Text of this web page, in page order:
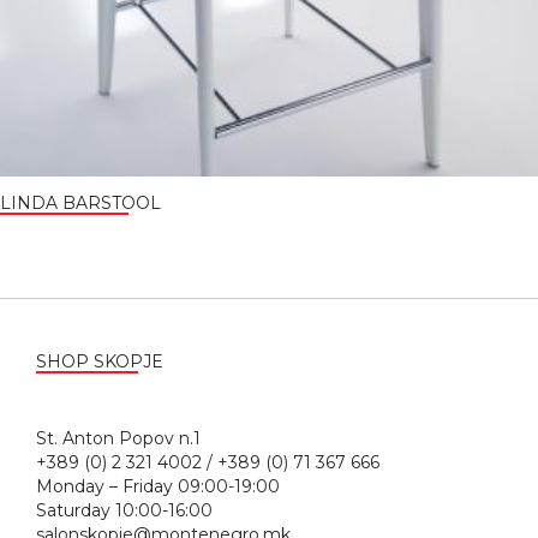
LINDA BARSTOOL
SHOP SKOPJE
St. Anton Popov n.1
+389 (0) 2 321 4002 / +389 (0) 71 367 666
Monday – Friday 09:00-19:00
Saturday 10:00-16:00